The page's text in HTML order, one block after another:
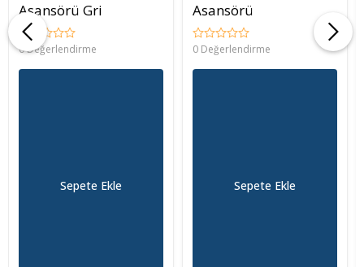
Asansörü Gri
0 Değerlendirme
Sepete Ekle
Asansörü
0 Değerlendirme
Sepete Ekle